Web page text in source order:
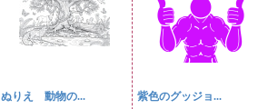
ぬりえ 動物の... 紫色のグッジョ...